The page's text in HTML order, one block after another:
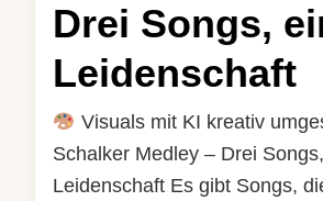
Drei Songs,
Leidenschaft
Visuals mit KI kreativ
Schalker Medley – Drei
Leidenschaft Es gibt Songs,